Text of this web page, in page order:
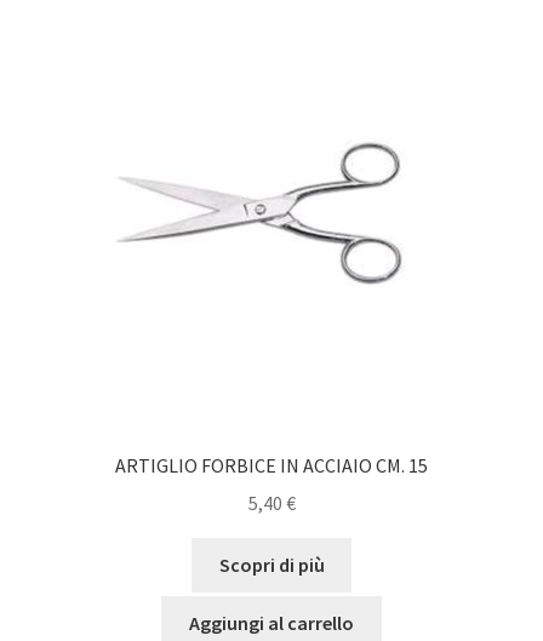
ARTIGLIO FORBICE IN ACCIAIO CM. 15
5,40 €
Scopri di più
Aggiungi al carrello